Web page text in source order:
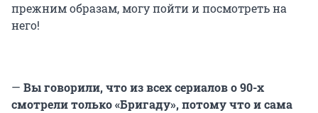
прежним образам, могу пойти и посмотреть на
него!
— Вы говорили, что из всех сериалов о 90-х
смотрели только «Бригаду», потому что и сама